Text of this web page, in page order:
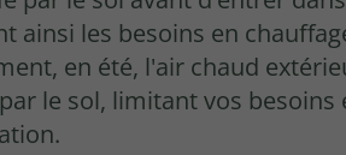
ainsi les besoins en
en été, l'air chaud
le sol, limitant vos besoins